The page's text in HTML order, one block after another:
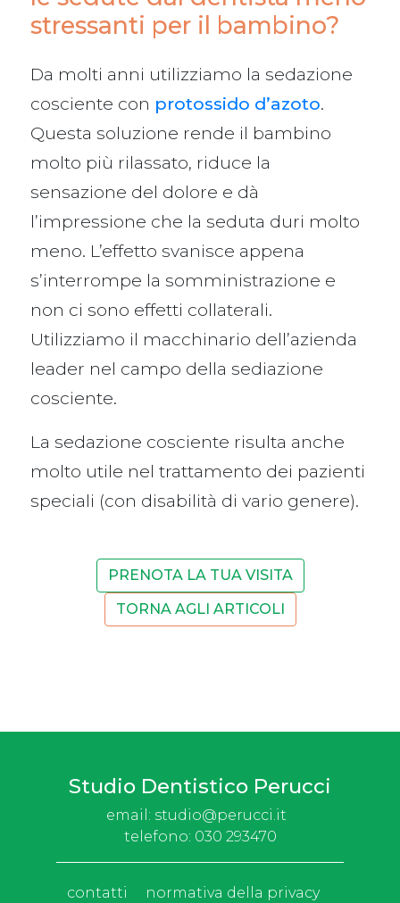
stressanti per il bambino?
Da molti anni utilizziamo la sedazione
cosciente con protossido d’azoto.
Questa soluzione rende il bambino
molto più rilassato, riduce la
sensazione del dolore e dà
l’impressione che la seduta duri molto
meno. L’effetto svanisce appena
s’interrompe la somministrazione e
non ci sono effetti collaterali.
Utilizziamo il macchinario dell’azienda
leader nel campo della sediazione
cosciente.
La sedazione cosciente risulta anche
molto utile nel trattamento dei pazienti
speciali (con disabilità di vario genere).
PRENOTA LA TUA VISITA
TORNA AGLI ARTICOLI
Studio Dentistico Perucci
email: studio@perucci.it
telefono: 030 293470
contatti normativa della privacy